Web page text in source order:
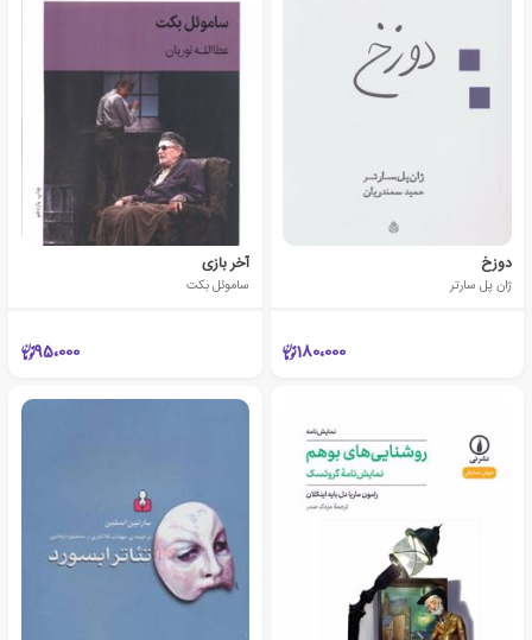
دوزخ
ژان پل سارتر
180،000
آخر بازی
ساموئل بکت
95،000